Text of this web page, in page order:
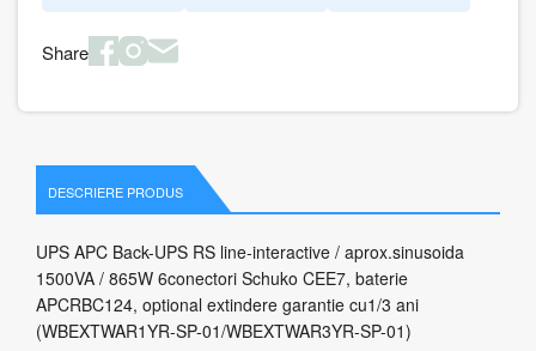
Share
DESCRIERE PRODUS
UPS APC Back-UPS RS line-interactive / aprox.sinusoida
1500VA / 865W 6conectori Schuko CEE7, baterie
APCRBC124, optional extindere garantie cu1/3 ani
(WBEXTWAR1YR-SP-01/WBEXTWAR3YR-SP-01)